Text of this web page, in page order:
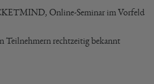
Online-Seminar im Vorfeld
Teilnehmern rechtzeitig bekannt